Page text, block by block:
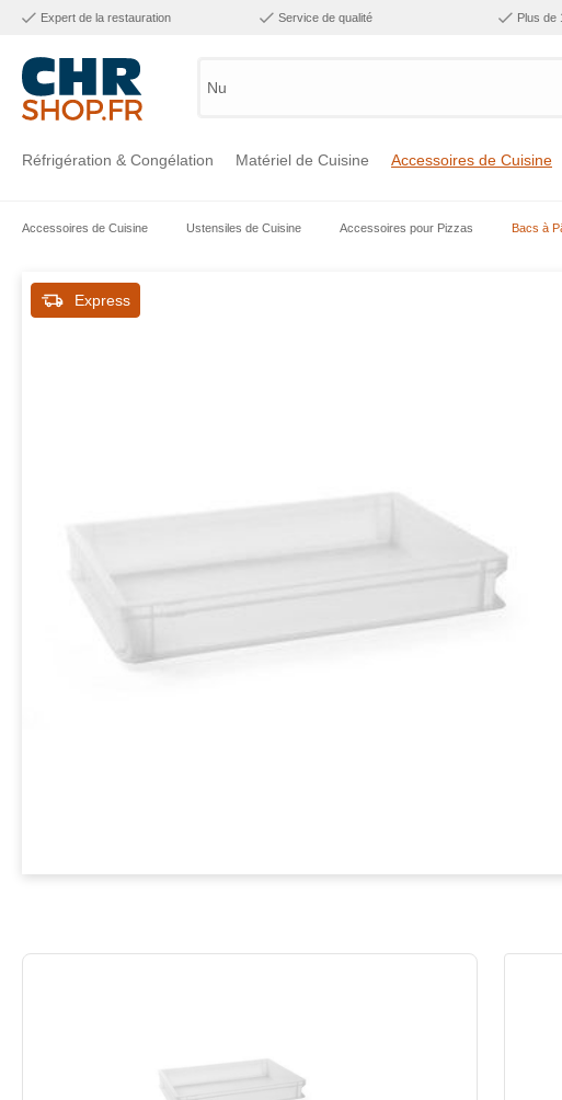
Expert de la restauration Service de qualité Plus de
Numéro
Réfrigération & Congélation Matériel de Cuisine Accessoires de Cuisine
Accessoires de Cuisine Ustensiles de Cuisine Accessoires pour Pizzas Bacs à
Express